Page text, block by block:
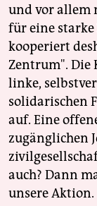
und vor allem
für eine starke
kooperiert
Zentrum". Die
linke,
solidarischen
auf. Eine
zugänglichen
auch? Dann
unsere Aktion.